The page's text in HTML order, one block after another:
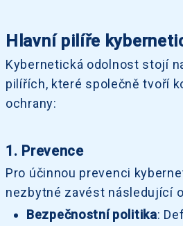
Hlavní pilíře
Kybernetická odolnost stojí
pilířích, které společně tvoří
ochrany:
1. Prevence
Pro účinnou prevenci
nezbytné zavést následující
Bezpečnostní politika: